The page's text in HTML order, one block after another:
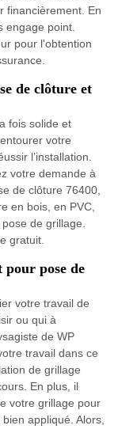
financièrement. En
engage point.
pour l'obtention
de clôture et
fois solide et
votre
l’installation.
votre demande à
de clôture 76400,
en bois, en PVC,
de grillage.
gratuit.
pour pose de
votre travail de
ou qui à
de WP
travail dans ce
de grillage
En plus, il
votre grillage pour
appliqué. Alors,